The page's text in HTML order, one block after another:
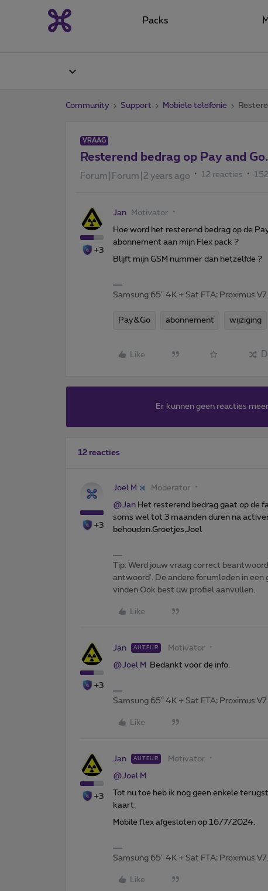
Packs
Community Support Mobiele telefonie
VRAAG
Resterend bedrag op Pay and Go.
Forum|Forum|2 years ago 12 reacties
+3
Jan Motivator
Hoe word het resterend bedrag op de
abonnement aan mijn Flex pack ?
Blijft mijn GSM nummer dan hetzelfde ?
Samsung 65" 4K + Sat FTA; Proximus V7.
Pay&Go abonnement wijziging
Like
Er kunnen geen reacties
12 reacties
+3
Joel M Moderator
@Jan Het resterend bedrag gaat op de
soms wel tot 3 maanden duren na
behouden.Groetjes,Joel
Tip: Werd jouw vraag correct
antwoord'. De andere forumleden in
vinden.Ook best uw profiel aanvullen.
Like
+3
Jan AUTEUR Motivator
@Joel M Bedankt voor de info.
Samsung 65" 4K + Sat FTA; Proximus V7.
Like
+3
Jan AUTEUR Motivator
@Joel M
Tot nu toe heb ik nog geen enkele
kaart.
Mobile flex afgesloten op 16/7/2024.
Samsung 65" 4K + Sat FTA; Proximus V7.
Like